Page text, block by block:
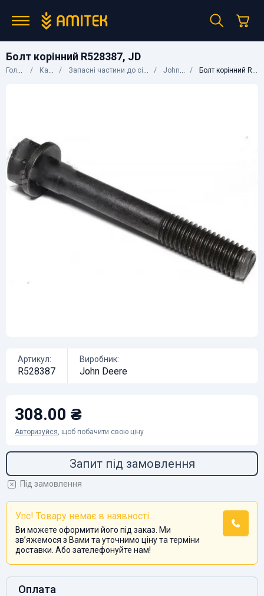
Болт корінний R528387, JD
Головна Каталог Запасні частини до сільгосптехніки John Deere Болт корінний R528387, JD
Артикул:
R528387
Виробник:
John Deere
308.00 ₴
Авторизуйся, щоб побачити свою ціну
Запит під замовлення
Під замовлення
Упс! Товару немає в наявності...
Ви можете оформити його під заказ. Ми
звʼяжемося з Вами та уточнимо ціну та терміни
доставки. Або зателефонуйте нам!
Оплата